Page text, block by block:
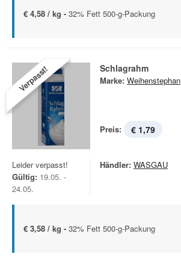
€ 4,58 / kg - 32% Fett 500-g-Packung
Verpasst! Schlagrahm
Marke: Weihenstephan
Preis: € 1,79
Leider verpasst!
Gültig: 19.05. -
24.05.
Händler: WASGAU
€ 3,58 / kg - 32% Fett 500-g-Packung